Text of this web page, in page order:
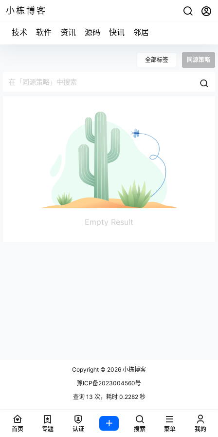
小栋博客
技术 软件 资讯 源码 快讯 邻居
全部标签 同源策略
Empty Result
Copyright © 2026 小栋博客
豫ICP备2023004560号
查询 13 次，耗时 0.2282 秒
首页 专题 认证 搜索 菜单 我的